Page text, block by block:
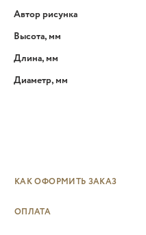
Автор рисунка
Высота, мм
Длина, мм
Диаметр, мм
КАК ОФОРМИТЬ ЗАКАЗ
ОПЛАТА